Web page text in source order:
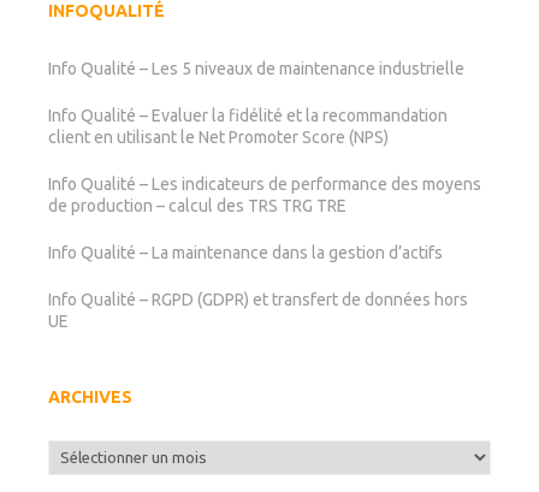
INFOQUALITÉ
Info Qualité – Les 5 niveaux de maintenance industrielle
Info Qualité – Evaluer la fidélité et la recommandation
client en utilisant le Net Promoter Score (NPS)
Info Qualité – Les indicateurs de performance des moyens
de production – calcul des TRS TRG TRE
Info Qualité – La maintenance dans la gestion d’actifs
Info Qualité – RGPD (GDPR) et transfert de données hors
UE
ARCHIVES
Archives